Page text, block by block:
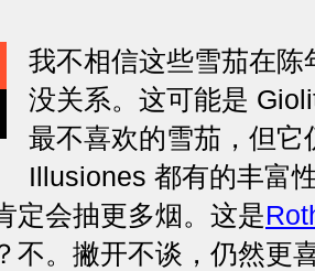
我不相信这些雪茄在
没关系。这可能是
最不喜欢的雪茄，但
Illusiones 都有的丰富
定会抽更多烟。这是
不。撇开不谈，仍然更